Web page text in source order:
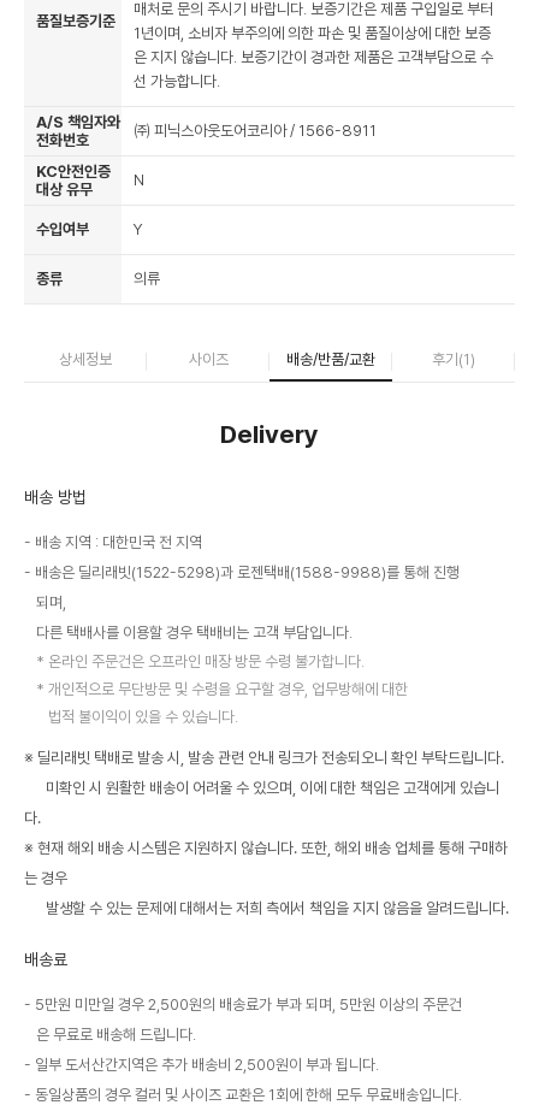
품질보증기준
매처로 문의 주시기 바랍니다. 보증기간은 제품 구입일로 부터
1년이며, 소비자 부주의에 의한 파손 및 품질이상에 대한 보증
은 지지 않습니다. 보증기간이 경과한 제품은 고객부담으로 수
선 가능합니다.
A/S 책임자와
전화번호
㈜ 피닉스아웃도어코리아 / 1566-8911
KC안전인증
대상 유무
N
수입여부 Y
종류 의류
상세정보 사이즈 배송/반품/교환 후기(1)
Delivery
배송 방법
배송 지역 : 대한민국 전 지역
배송은 딜리래빗(1522-5298)과 로젠택배(1588-9988)를 통해 진행
되며,
다른 택배사를 이용할 경우 택배비는 고객 부담입니다.
온라인 주문건은 오프라인 매장 방문 수령 불가합니다.
개인적으로 무단방문 및 수령을 요구할 경우, 업무방해에 대한
법적 불이익이 있을 수 있습니다.
※ 딜리래빗 택배로 발송 시, 발송 관련 안내 링크가 전송되오니 확인 부탁드립니다.
미확인 시 원활한 배송이 어려울 수 있으며, 이에 대한 책임은 고객에게 있습니
다.
※ 현재 해외 배송 시스템은 지원하지 않습니다. 또한, 해외 배송 업체를 통해 구매하
는 경우
발생할 수 있는 문제에 대해서는 저희 측에서 책임을 지지 않음을 알려드립니다.
배송료
5만원 미만일 경우 2,500원의 배송료가 부과 되며, 5만원 이상의 주문건
은 무료로 배송해 드립니다.
일부 도서산간지역은 추가 배송비 2,500원이 부과 됩니다.
동일상품의 경우 컬러 및 사이즈 교환은 1회에 한해 모두 무료배송입니다.